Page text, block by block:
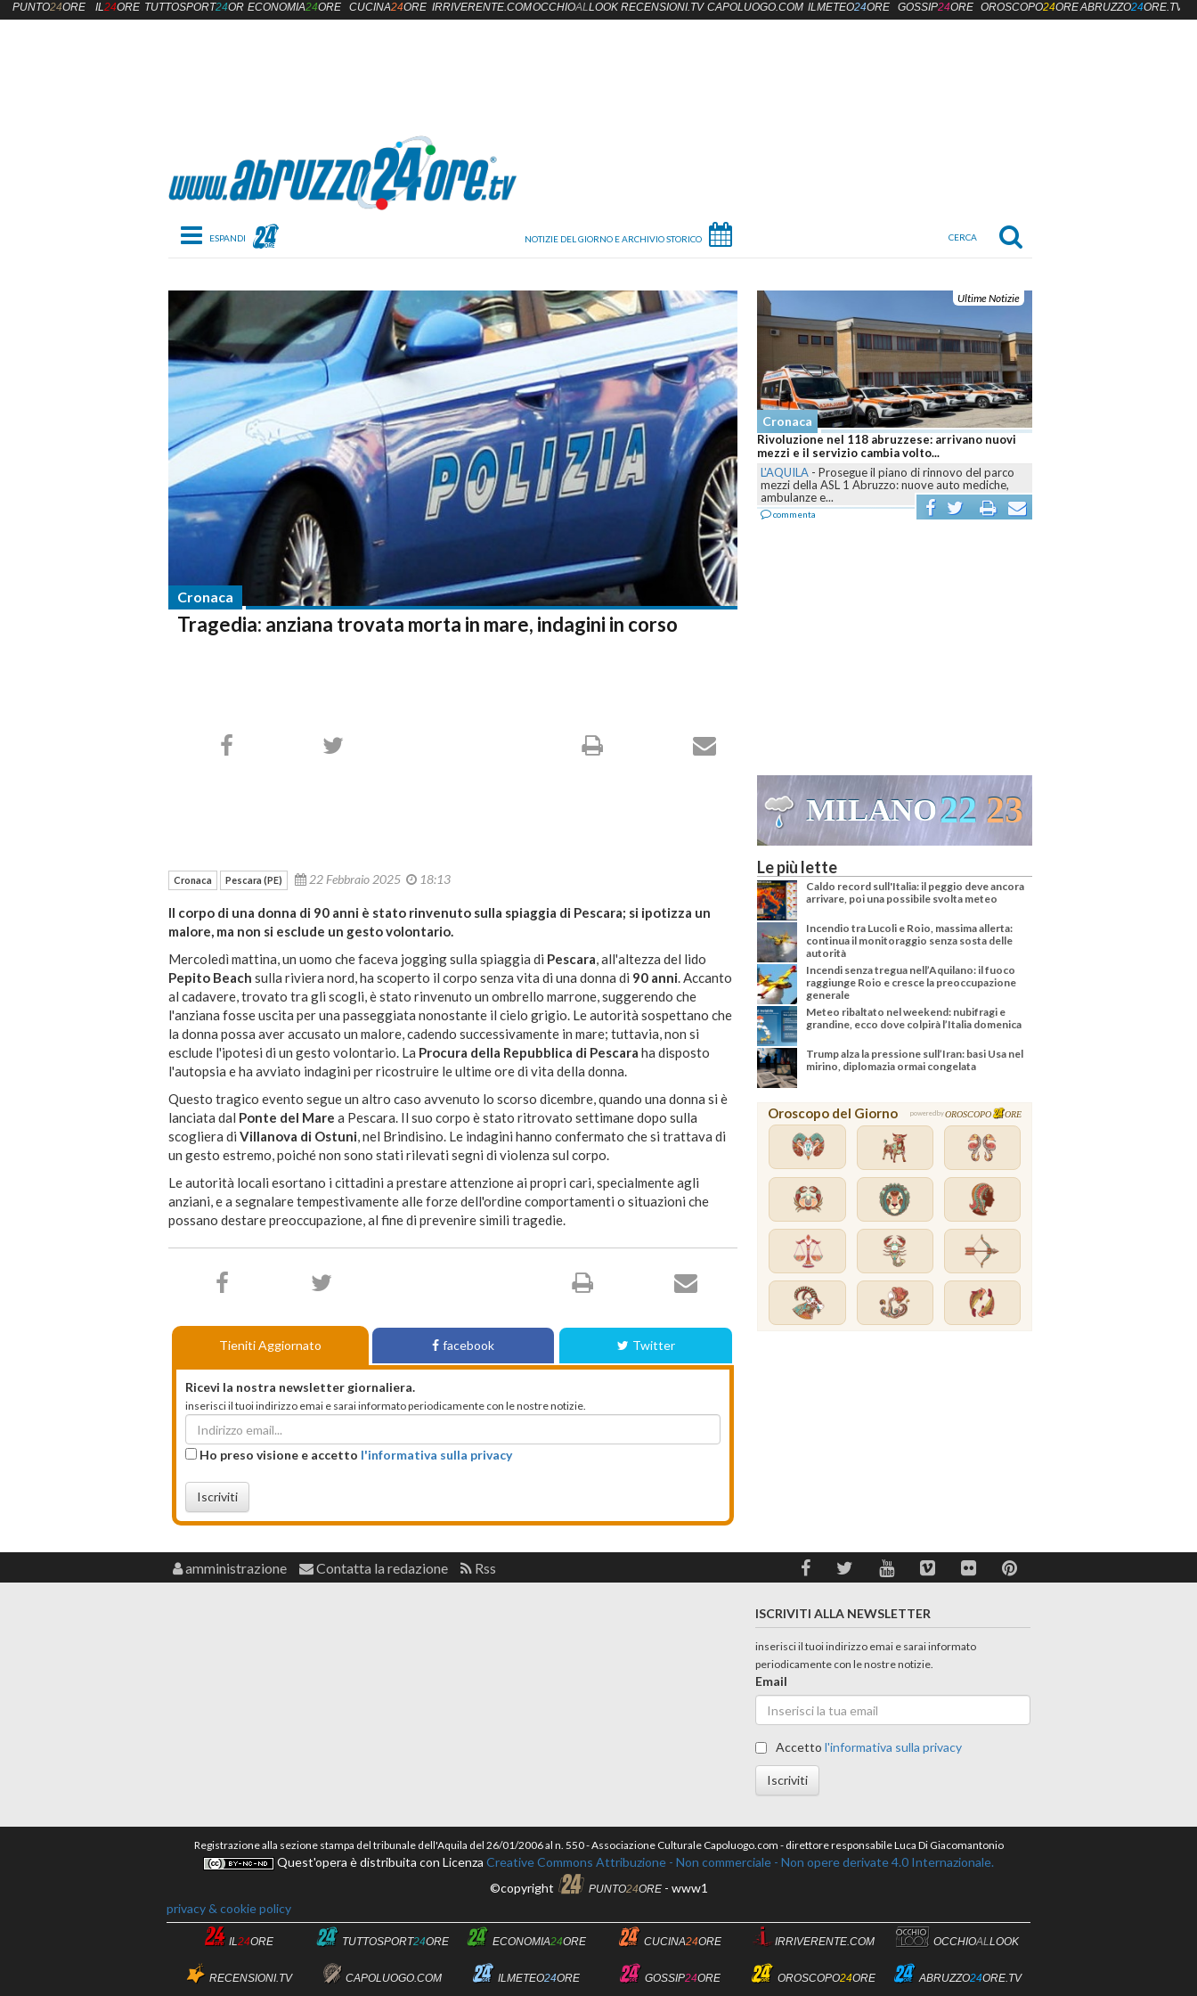
Toggle navigation
Cronaca
Tragedia: anziana trovata morta in mare, indagini in corso
Ultime Notizie
Cronaca
Rivoluzione nel 118 abruzzese: arrivano nuovi
mezzi e il servizio cambia volto...
L'AQUILA - Prosegue il piano di rinnovo del parco
mezzi della ASL 1 Abruzzo: nuove auto mediche,
ambulanze e...
commenta
MILANO22 23
Cronaca Pescara (PE) 22 Febbraio 2025 18:13
Il corpo di una donna di 90 anni è stato rinvenuto sulla spiaggia di Pescara; si ipotizza un
malore, ma non si esclude un gesto volontario.
Mercoledì mattina, un uomo che faceva jogging sulla spiaggia di Pescara, all'altezza del lido
Pepito Beach sulla riviera nord, ha scoperto il corpo senza vita di una donna di 90 anni. Accanto
al cadavere, trovato tra gli scogli, è stato rinvenuto un ombrello marrone, suggerendo che
l'anziana fosse uscita per una passeggiata nonostante il cielo grigio. Le autorità sospettano che
la donna possa aver accusato un malore, cadendo successivamente in mare; tuttavia, non si
esclude l'ipotesi di un gesto volontario. La Procura della Repubblica di Pescara ha disposto
l'autopsia e ha avviato indagini per ricostruire le ultime ore di vita della donna.
Questo tragico evento segue un altro caso avvenuto lo scorso dicembre, quando una donna si è
lanciata dal Ponte del Mare a Pescara. Il suo corpo è stato ritrovato settimane dopo sulla
scogliera di Villanova di Ostuni, nel Brindisino. Le indagini hanno confermato che si trattava di
un gesto estremo, poiché non sono stati rilevati segni di violenza sul corpo.
Le autorità locali esortano i cittadini a prestare attenzione ai propri cari, specialmente agli
anziani, e a segnalare tempestivamente alle forze dell'ordine comportamenti o situazioni che
possano destare preoccupazione, al fine di prevenire simili tragedie.
Tieniti Aggiornato facebook Twitter
Ricevi la nostra newsletter giornaliera.
inserisci il tuoi indirizzo emai e sarai informato periodicamente con le nostre notizie.
Ho preso visione e accetto l'informativa sulla privacy
Iscriviti
Le più lette
Caldo record sull'Italia: il peggio deve ancora
arrivare, poi una possibile svolta meteo
Incendio tra Lucoli e Roio, massima allerta:
continua il monitoraggio senza sosta delle
autorità
Incendi senza tregua nell’Aquilano: il fuoco
raggiunge Roio e cresce la preoccupazione
generale
Meteo ribaltato nel weekend: nubifragi e
grandine, ecco dove colpirà l’Italia domenica
Trump alza la pressione sull’Iran: basi Usa nel
mirino, diplomazia ormai congelata
Oroscopo del Giorno powered byOROSCOPO ORE
PUNTO24ORE IL24ORE TUTTOSPORT24OREECONOMIA24ORE CUCINA24ORE IRRIVERENTE.COMOCCHIOALLOOK RECENSIONI.TV CAPOLUOGO.COM ILMETEO24ORE GOSSIP24ORE OROSCOPO24OREABRUZZO24ORE.TV
amministrazione Contatta la redazione Rss
ISCRIVITI ALLA NEWSLETTER
inserisci il tuoi indirizzo emai e sarai informato
periodicamente con le nostre notizie.
Email
Accettol'informativa sulla privacy
Iscriviti
Registrazione alla sezione stampa del tribunale dell'Aquila del 26/01/2006 al n. 550 - Associazione Culturale Capoluogo.com - direttore responsabile Luca Di Giacomantonio
Quest'opera è distribuita con Licenza Creative Commons Attribuzione - Non commerciale - Non opere derivate 4.0 Internazionale.
©copyright
PUNTO24ORE- www1
privacy & cookie policy
IL24ORE TUTTOSPORT24ORE ECONOMIA24ORE CUCINA24ORE IRRIVERENTE.COM OCCHIOALLOOK
RECENSIONI.TV CAPOLUOGO.COM ILMETEO24ORE GOSSIP24ORE OROSCOPO24ORE ABRUZZO24ORE.TV